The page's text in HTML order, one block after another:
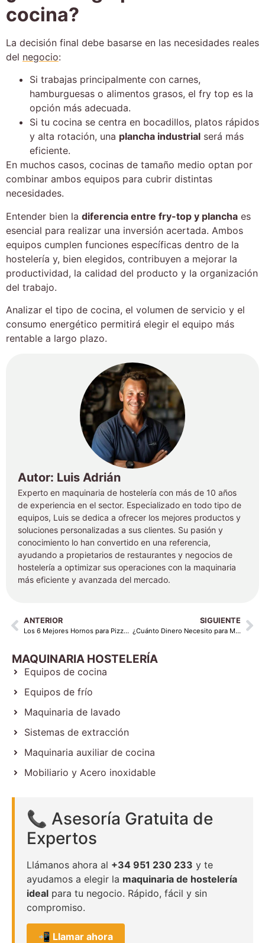
cocina?
La decisión final debe basarse en las necesidades reales
del negocio:
Si trabajas principalmente con carnes,
hamburguesas o alimentos grasos, el fry top es la
opción más adecuada.
Si tu cocina se centra en bocadillos, platos rápidos
y alta rotación, una plancha industrial será más
eficiente.
En muchos casos, cocinas de tamaño medio optan por
combinar ambos equipos para cubrir distintas
necesidades.
Entender bien la diferencia entre fry-top y plancha es
esencial para realizar una inversión acertada. Ambos
equipos cumplen funciones específicas dentro de la
hostelería y, bien elegidos, contribuyen a mejorar la
productividad, la calidad del producto y la organización
del trabajo.
Analizar el tipo de cocina, el volumen de servicio y el
consumo energético permitirá elegir el equipo más
rentable a largo plazo.
Autor: Luis Adrián
Experto en maquinaria de hostelería con más de 10 años
de experiencia en el sector. Especializado en todo tipo de
equipos, Luis se dedica a ofrecer los mejores productos y
soluciones personalizadas a sus clientes. Su pasión y
conocimiento lo han convertido en una referencia,
ayudando a propietarios de restaurantes y negocios de
hostelería a optimizar sus operaciones con la maquinaria
más eficiente y avanzada del mercado.
ANTERIOR
Los 6 Mejores Hornos para Pizzerías
SIGUIENTE
¿Cuánto Dinero Necesito para Montar un Asador de Pollos en España?
MAQUINARIA HOSTELERÍA
Equipos de cocina
Equipos de frío
Maquinaria de lavado
Sistemas de extracción
Maquinaria auxiliar de cocina
Mobiliario y Acero inoxidable
📞 Asesoría Gratuita de
Expertos
Llámanos ahora al +34 951 230 233 y te
ayudamos a elegir la maquinaria de hostelería
ideal para tu negocio. Rápido, fácil y sin
compromiso.
📲 Llamar ahora